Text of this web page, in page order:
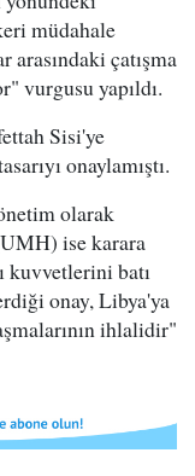
müdahale
çatışma
vurgusu yapıldı.
Sisi'ye
onaylamıştı.
olarak
ise karara
kuvvetlerini batı
onay, Libya'ya
ihlalidir"